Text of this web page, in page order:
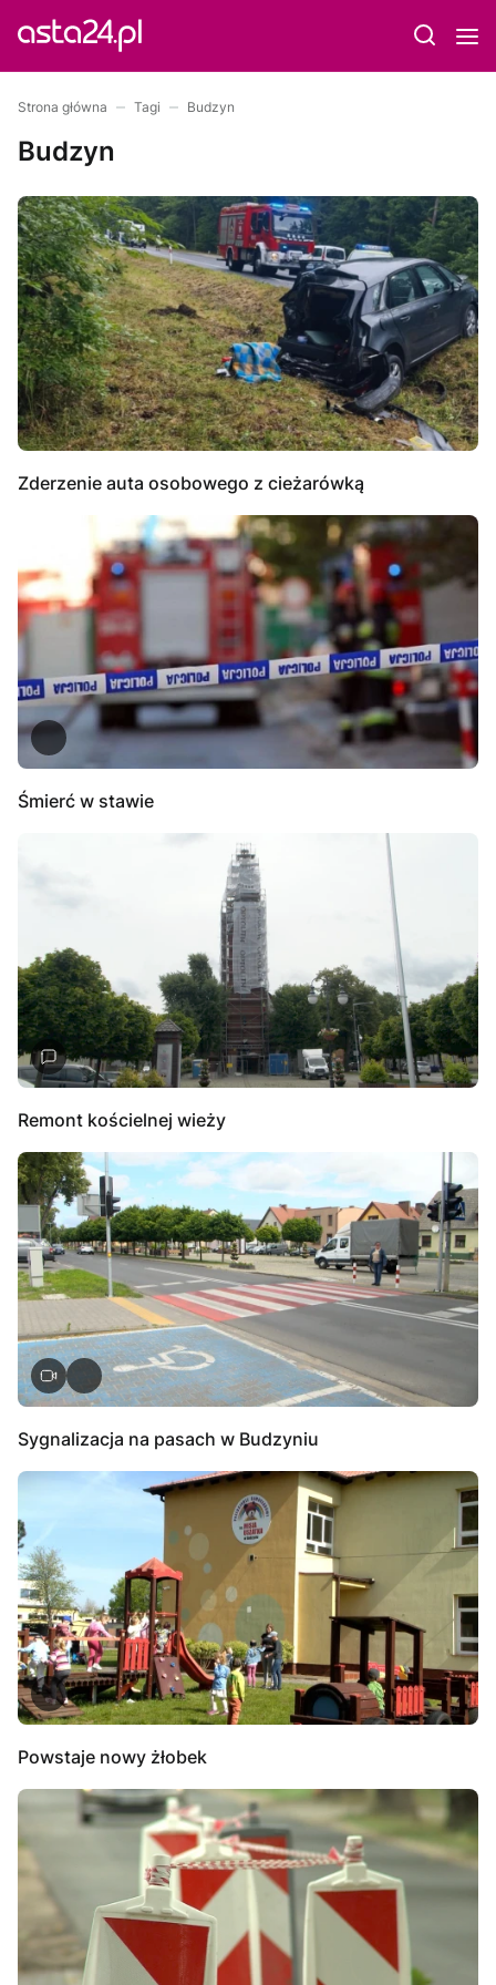
Strona główna Tagi Budzyn
Budzyn
Zderzenie auta osobowego z cieżarówką
Śmierć w stawie
Remont kościelnej wieży
Sygnalizacja na pasach w Budzyniu
Powstaje nowy żłobek